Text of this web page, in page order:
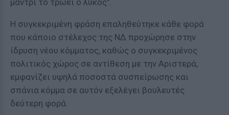
μαντρί το τρώει ο λύκος".
Η συγκεκριμένη φράση επαληθεύτηκε κάθε φορά
που κάποιο στέλεχος της ΝΔ προχώρησε στην
ίδρυση νέου κόμματος, καθώς ο συγκεκριμένος
πολιτικός χώρος σε αντίθεση με την Αριστερά,
εμφανίζει υψηλά ποσοστά συσπείρωσης και
σπάνια κόμμα σε αυτόν εξελέγει βουλευτές
δεύτερη φορά.